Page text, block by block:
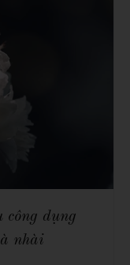
công dụng
nhài